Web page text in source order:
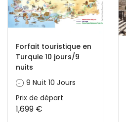
Forfait touristique en
Turquie 10 jours/9
nuits
9 Nuit 10 Jours
Prix ​​de départ
1,699 €